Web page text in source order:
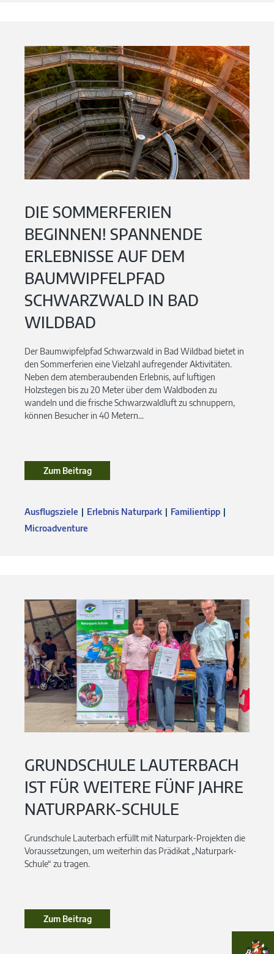
DIE SOMMERFERIEN
BEGINNEN! SPANNENDE
ERLEBNISSE AUF DEM
BAUMWIPFELPFAD
SCHWARZWALD IN BAD
WILDBAD
Der Baumwipfelpfad Schwarzwald in Bad Wildbad bietet in
den Sommerferien eine Vielzahl aufregender Aktivitäten.
Neben dem atemberaubenden Erlebnis, auf luftigen
Holzstegen bis zu 20 Meter über dem Waldboden zu
wandeln und die frische Schwarzwaldluft zu schnuppern,
können Besucher in 40 Metern...
Zum Beitrag
Ausflugsziele Erlebnis Naturpark
Familientipp
Microadventure
GRUNDSCHULE LAUTERBACH
IST FÜR WEITERE FÜNF JAHRE
NATURPARK-SCHULE
Grundschule Lauterbach erfüllt mit Naturpark-Projekten die
Voraussetzungen, um weiterhin das Prädikat „Naturpark-
Schule“ zu tragen.
Zum Beitrag